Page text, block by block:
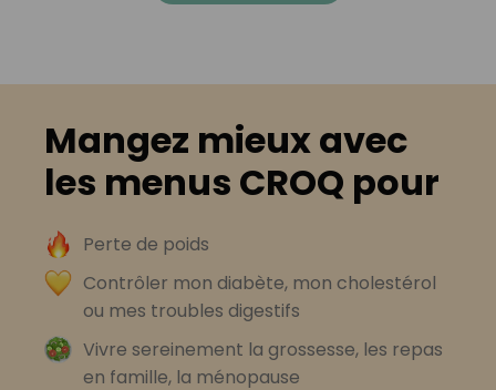
Mangez mieux avec
les menus CROQ pour
Perte de poids
Contrôler mon diabète, mon cholestérol
ou mes troubles digestifs
Vivre sereinement la grossesse, les repas
en famille, la ménopause